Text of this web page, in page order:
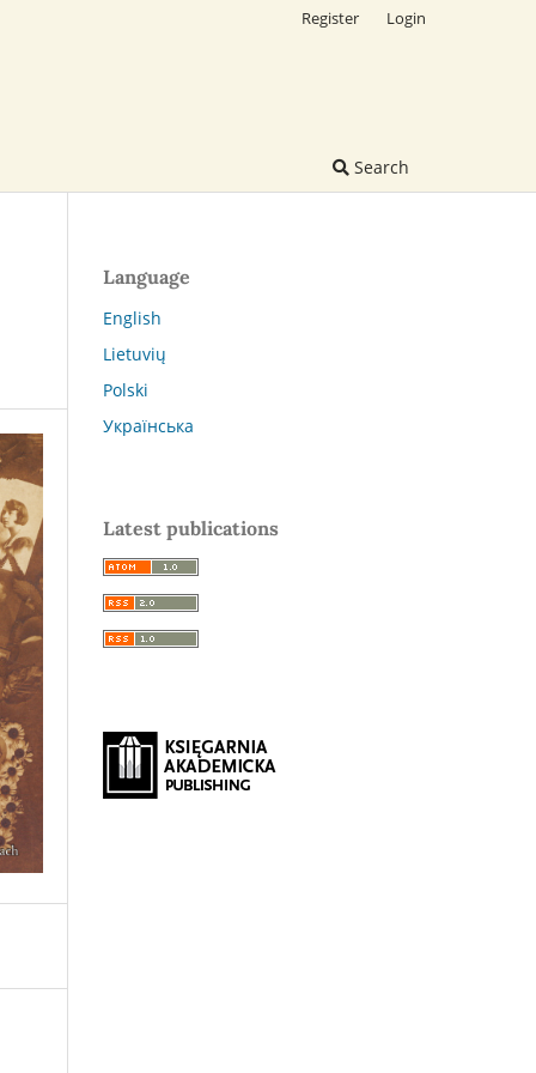
Search
Register Login
Language
English
Lietuvių
Polski
Українська
Latest publications